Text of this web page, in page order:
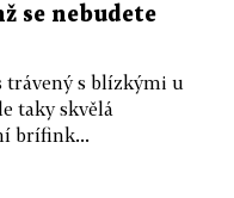
se nebudete
trávený s blízkými u
taky skvělá
brífink...